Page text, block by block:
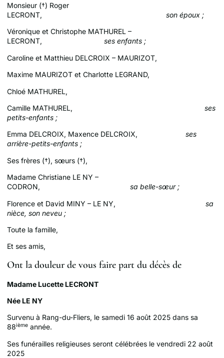
Monsieur (†) Roger
LECRONT, son époux ;
Véronique et Christophe MATHUREL –
LECRONT, ses enfants ;
Caroline et Matthieu DELCROIX – MAURIZOT,
Maxime MAURIZOT et Charlotte LEGRAND,
Chloé MATHUREL,
Camille MATHUREL, ses
petits-enfants ;
Emma DELCROIX, Maxence DELCROIX, ses
arrière-petits-enfants ;
Ses frères (†), sœurs (†),
Madame Christiane LE NY –
CODRON, sa belle-sœur ;
Florence et David MINY – LE NY, sa
nièce, son neveu ;
Toute la famille,
Et ses amis,
Ont la douleur de vous faire part du décès de
Madame Lucette LECRONT
Née LE NY
Survenu à Rang-du-Fliers, le samedi 16 août 2025 dans sa
88ième année.
Ses funérailles religieuses seront célébrées le vendredi 22 août
2025